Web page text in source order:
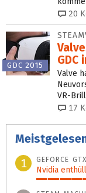
20
GDC 2015
GDC
Valve
VR-
17
1
GEFORCE
Nvidia
100%